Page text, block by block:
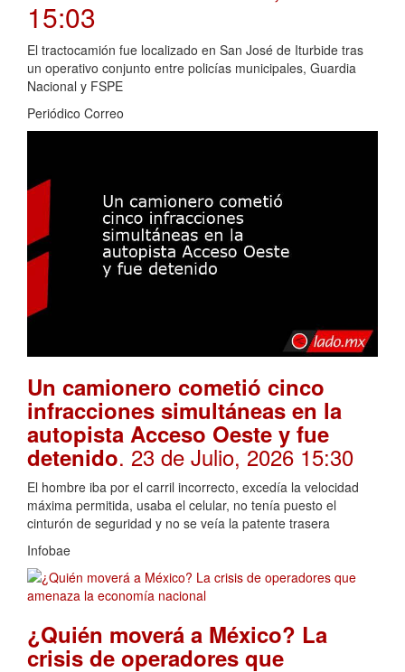
15:03
El tractocamión fue localizado en San José de Iturbide tras
un operativo conjunto entre policías municipales, Guardia
Nacional y FSPE
Periódico Correo
Un camionero cometió cinco
infracciones simultáneas en la
autopista Acceso Oeste y fue
detenido. 23 de Julio, 2026 15:30
El hombre iba por el carril incorrecto, excedía la velocidad
máxima permitida, usaba el celular, no tenía puesto el
cinturón de seguridad y no se veía la patente trasera
Infobae
¿Quién moverá a México? La
crisis de operadores que